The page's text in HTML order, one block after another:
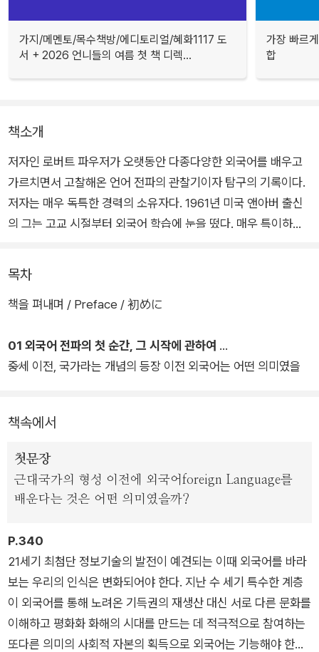
가지/메멘토/목수책방/에디토리얼/혜화1117 도
서 + 2026 언니들의 여름 첫 책 디렉...
가장 빠르
합
책소개
저자인 로버트 파우저가 오랫동안 다종다양한 외국어를 배우고
가르치면서 고찰해온 언어 전파의 관찰기이자 탐구의 기록이다.
저자는 매우 독특한 경력의 소유자다. 1961년 미국 앤아버 출신
의 그는 고교 시절부터 외국어 학습에 눈을 떴다. 매우 특이하게
어권의 언어를 접했던 그는 그때부터 대륙과 문화권의 구분 없이
매우 다양한 언어를 학습했다.
권이 어떻게 만나고, 충돌하며 침략과 지배의 역사를 써왔는가에
주목했다. 그의 관심은 서구 언어권에만 국한하지 않았다. 인도와
이 있는가를 포괄적으로 살폈다.
또한 그의 시선은 과거의 역사에만 머물지 않는다. 그는 책에서
이미 세계는 단지 하나의 외국어를 배운다는 개념에서 벗어나 제
지능의 세계에서 앞으로 다른 언어를 배운다는 것이 어떤 의미를
지녀야 하는가에 대해서도 언급한다.
목차
책을 펴내며 / Preface / 初めに
01 외국어 전파의 첫 순간, 그 시작에 관하여
중세 이전, 국가라는 개념의 등장 이전 외국어는 어떤 의미였을
은 거의 없었다. 주로 문헌을 읽기 위해 외국어를 배웠다. 그들에
게 외국어란 어떤 의미였으며, 그 전파의 양상은 어떻게 전개되었
을까.
책속에서
첫문장
근대국가의 형성 이전에 외국어foreign Language를
배운다는 것은 어떤 의미였을까?
P.340
21세기 최첨단 정보기술의 발전이 예견되는 이때 외국어를 바라
보는 우리의 인식은 변화되어야 한다. 지난 수 세기 특수한 계층
이 외국어를 통해 노려온 기득권의 재생산 대신 서로 다른 문화를
이해하고 평화화 화해의 시대를 만드는 데 적극적으로 참여하는
또다른 의미의 사회적 자본의 획득으로 외국어는 기능해야 한다.